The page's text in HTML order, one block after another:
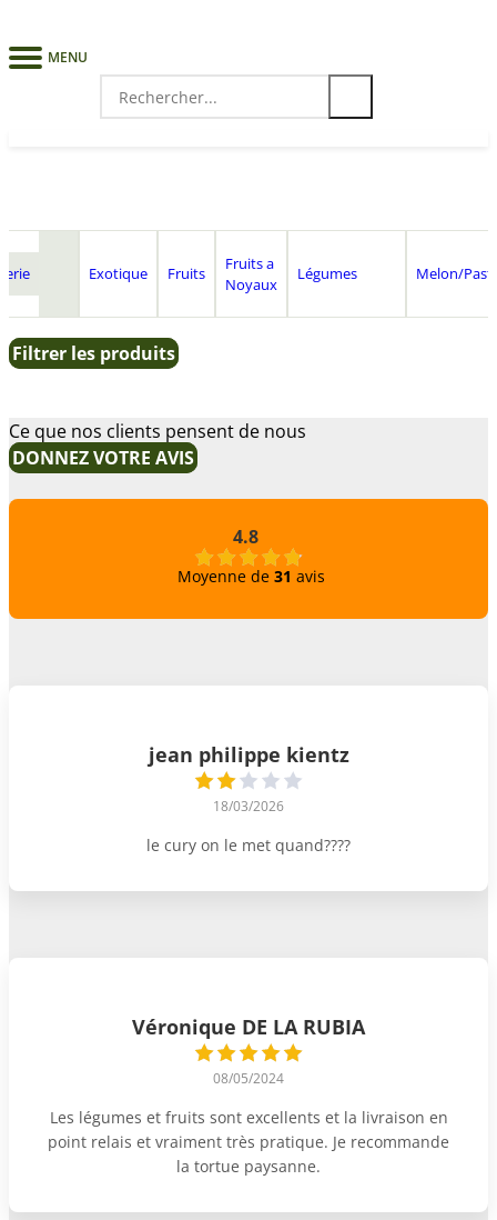
MENU
Search
for:
Exotique Fruits
Fruits a
Noyaux
Légumes Melon/
Filtrer les produits
Ce que nos clients pensent de nous
DONNEZ VOTRE AVIS
4.8
Moyenne de 31 avis
jean philippe kientz
18/03/2026
le cury on le met quand????
Véronique DE LA RUBIA
08/05/2024
Les légumes et fruits sont excellents et la livraison en
point relais et vraiment très pratique. Je recommande
la tortue paysanne.